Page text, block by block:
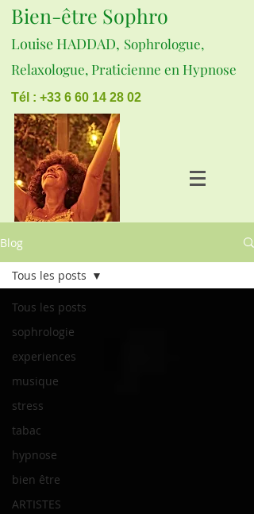
Bien-être Sophro
Louise HADDAD, Sophrologue,
Relaxologue, Praticienne en Hypnose
Tél : +33 6 60 14 28 02
Blog
Tous les posts
sophrologie
experiences
musique
stress
tabac
hypnose
bien être
ARTISTES
Tous les posts